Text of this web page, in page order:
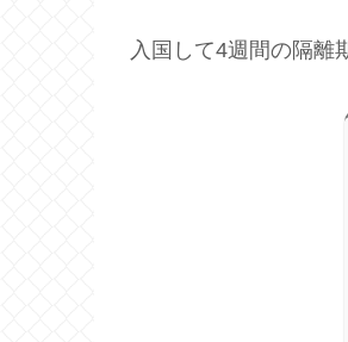
入国して4週間の隔離